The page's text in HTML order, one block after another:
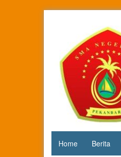
SMA
Negeri
Jl. Cipta
Karya
KM.3, Kec.
Tuah
Madani,
Kota
Pekanbaru
Home Berita